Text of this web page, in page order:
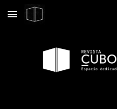
Skip to main content